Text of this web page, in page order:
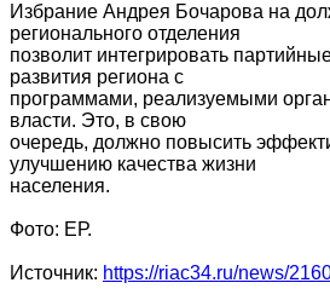
Избрание Андрея Бочарова на
регионального отделения
позволит интегрировать
развития региона с
программами, реализуемыми
власти. Это, в свою
очередь, должно повысить
улучшению качества жизни
населения.
Фото: ЕР.
Источник: https://riac34.ru/news/